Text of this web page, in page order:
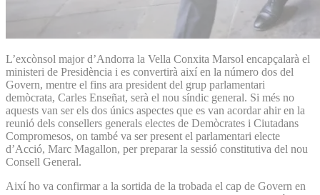
L’excònsol major d’Andorra la Vella Conxita Marsol encapçalarà el
ministeri de Presidència i es convertirà així en la número dos del
Govern, mentre el fins ara president del grup parlamentari
demòcrata, Carles Enseñat, serà el nou síndic general. Si més no
aquests van ser els dos únics aspectes que es van acordar ahir en la
reunió dels consellers generals electes de Demòcrates i Ciutadans
Compromesos, on també va ser present el parlamentari electe
d’Acció, Marc Magallon, per preparar la sessió constitutiva del nou
Consell General.
Així ho va confirmar a la sortida de la trobada el cap de Govern en